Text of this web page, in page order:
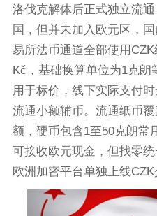
洛伐克解体后正式独立流
国，但并未加入欧元区，
易所法币通道全部使用
Kč，基础换算单位为1克朗
用于标价，线下实际支付
流通小额辅币。流通纸币
额，硬币包含1至50克朗常
可接收欧元现金，但找零
欧洲加密平台单独上线CZK